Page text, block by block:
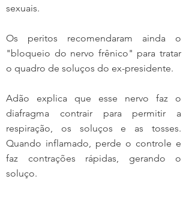
sexuais.
Os peritos recomendaram ainda o
"bloqueio do nervo frênico" para tratar
o quadro de soluços do ex-presidente.
Adão explica que esse nervo faz o
diafragma contrair para permitir a
respiração, os soluços e as tosses.
Quando inflamado, perde o controle e
faz contrações rápidas, gerando o
soluço.